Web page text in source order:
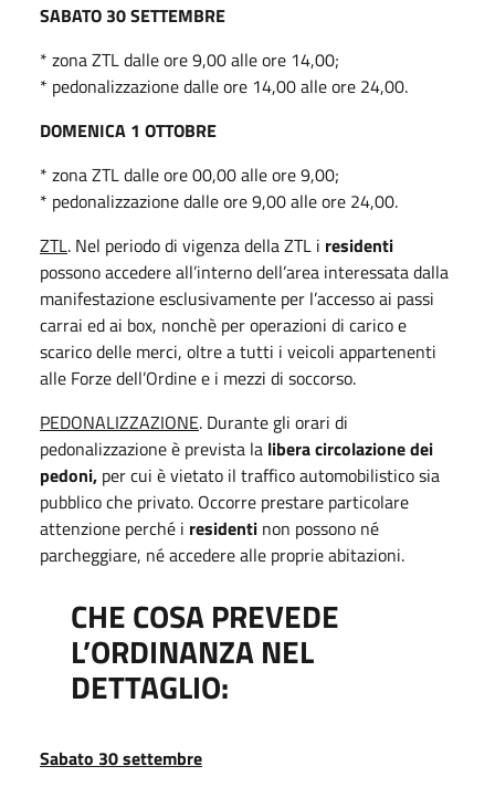
SABATO 30 SETTEMBRE
* zona ZTL dalle ore 9,00 alle ore 14,00;
* pedonalizzazione dalle ore 14,00 alle ore 24,00.
DOMENICA 1 OTTOBRE
* zona ZTL dalle ore 00,00 alle ore 9,00;
* pedonalizzazione dalle ore 9,00 alle ore 24,00.
ZTL. Nel periodo di vigenza della ZTL i residenti
possono accedere all’interno dell’area interessata dalla
manifestazione esclusivamente per l’accesso ai passi
carrai ed ai box, nonchè per operazioni di carico e
scarico delle merci, oltre a tutti i veicoli appartenenti
alle Forze dell’Ordine e i mezzi di soccorso.
PEDONALIZZAZIONE. Durante gli orari di
pedonalizzazione è prevista la libera circolazione dei
pedoni, per cui è vietato il traffico automobilistico sia
pubblico che privato. Occorre prestare particolare
attenzione perché i residenti non possono né
parcheggiare, né accedere alle proprie abitazioni.
CHE COSA PREVEDE
L’ORDINANZA NEL
DETTAGLIO:
Sabato 30 settembre